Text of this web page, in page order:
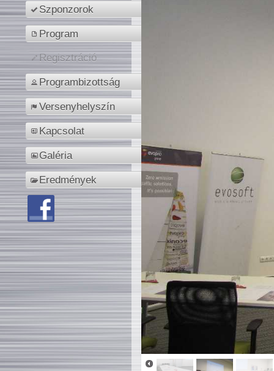
Szponzorok
Program
Regisztráció
Programbizottság
Versenyhelyszín
Kapcsolat
Galéria
Eredmények